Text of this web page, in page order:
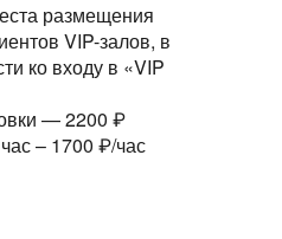
размещения
VIP-залов, в
ко входу в «VIP
— 2200 ₽
– 1700 ₽/час